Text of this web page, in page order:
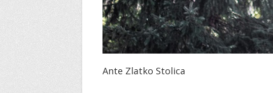
Ante Zlatko Stolica